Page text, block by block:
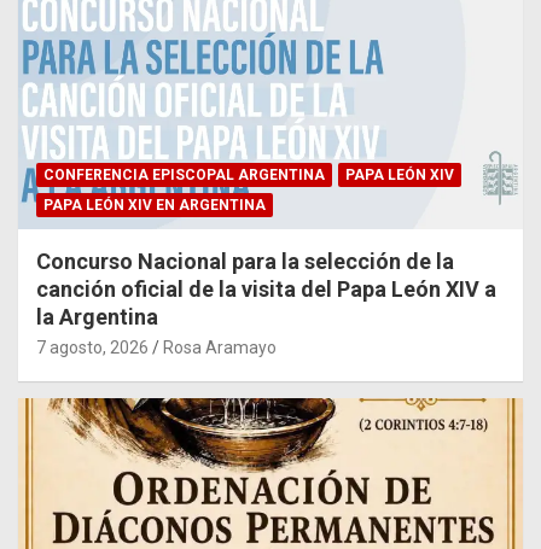
CONFERENCIA EPISCOPAL ARGENTINA
PAPA LEÓN XIV
PAPA LEÓN XIV EN ARGENTINA
Concurso Nacional para la selección de la
canción oficial de la visita del Papa León XIV a
la Argentina
7 agosto, 2026 Rosa Aramayo